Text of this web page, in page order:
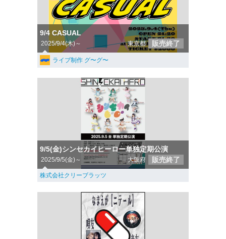
9/4 CASUAL
2025/9/4(木)～ 東京都 販売終了
ライブ制作 グ〜グ〜
9/5(金)シンセカイヒーロー単独定期公演
2025/9/5(金)～ 大阪府 販売終了
株式会社クリーブラッツ